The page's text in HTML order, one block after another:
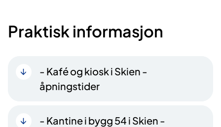
Praktisk informasjon
- Kafé og kiosk i Skien -
åpningstider
- Kantine i bygg 54 i Skien -